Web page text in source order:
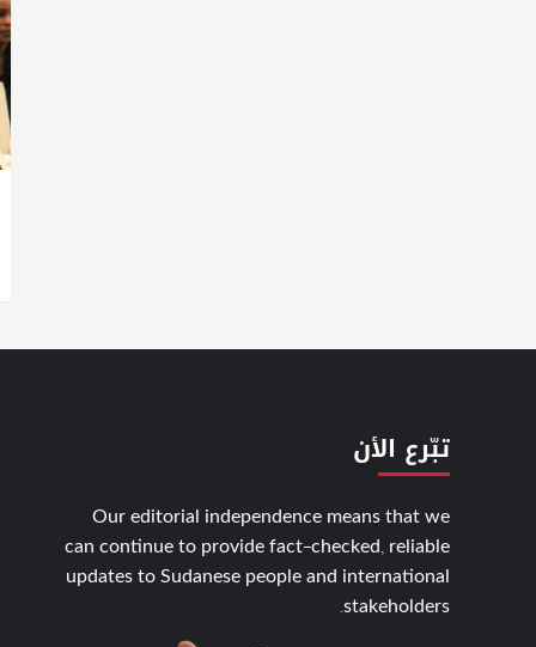
تبّرع الأن
Our editorial independence means that we
can continue to provide fact-checked, reliable
updates to Sudanese people and international
stakeholders.